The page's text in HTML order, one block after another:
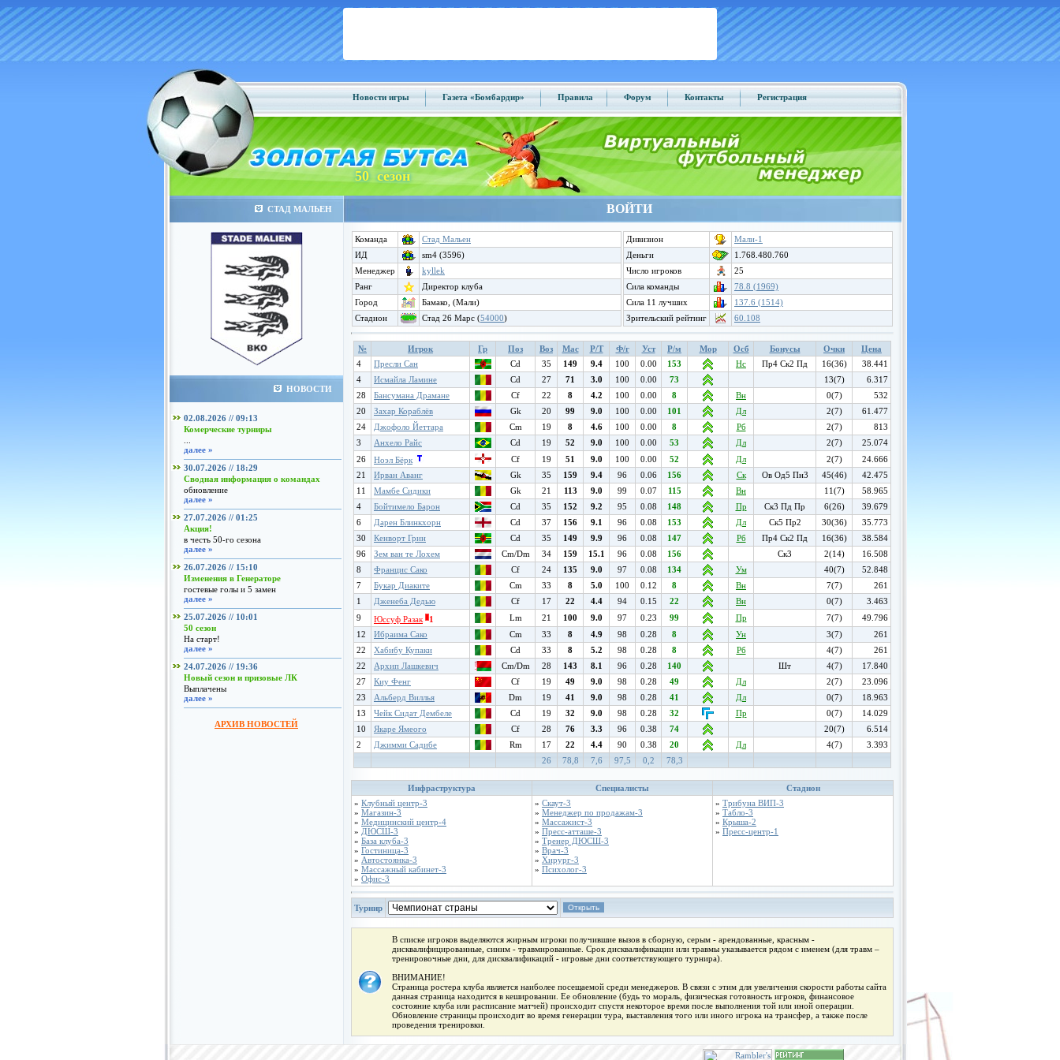
Новости игры Газета «Бомбардир» Правила Форум Контакты Регистрация
50 сезон
СТАД МАЛЬЕН
НОВОСТИ
02.08.2026 // 09:13
Комерческие турниры
далее »
30.07.2026 // 18:29
Сводная информация о командах
обновление
далее »
27.07.2026 // 01:25
Акция!
в честь 50-го сезона
далее »
26.07.2026 // 15:10
Изменения в Генераторе
гостевые голы и 5 замен
далее »
25.07.2026 // 10:01
50 сезон
На старт!
далее »
24.07.2026 // 19:36
Новый сезон и призовые ЛК
Выплачены
далее »
АРХИВ НОВОСТЕЙ
ВОЙТИ
Команда
Стад Мальен
ИД
sm4 (3596)
Менеджер
kyllek
Ранг
Директор клуба
Город
Бамако, (Мали)
Стадион
Стад 26 Марс (54000)
Дивизион
Мали-1
Деньги
1.768.480.760
Число игроков
25
Сила команды
78.8 (1969)
Сила 11 лучших
137.6 (1514)
Зрительский рейтинг
60.108
№ Игрок Гр Поз Воз Мас Р/Т Ф/г Уст Р/м Мор Осб Бонусы Очки
Цена
4
Пресли Сан Cd 35 149 9.4 100 0.00 153 Нс Пр4 Ск2 Пд 16(36)
38.441
4
Исмайла Ламине Cd 27 71 3.0 100 0.00 73 13(7)
6.317
28
Бансумана Драмане Cf 22 8 4.2 100 0.00 8 Вн 0(7)
532
20
Захар Кораблёв Gk 20 99 9.0 100 0.00 101 Дл 2(7)
61.477
24
Джофоло Йеттара Cm 19 8 4.6 100 0.00 8 Рб 2(7)
813
3
Анхело Райс Cd 19 52 9.0 100 0.00 53 Дл 2(7)
25.074
26
Ноэл Бёрк Cf 19 51 9.0 100 0.00 52 Дл 2(7)
24.666
21
Ирван Аванг Gk 35 159 9.4 96 0.06 156 Ск Ов Од5 Пн3 45(46)
42.475
11
Мамбе Сидики Gk 21 113 9.0 99 0.07 115 Вн 11(7)
58.965
4
Бойтимело Барон Cd 35 152 9.2 95 0.08 148 Пр Ск3 Пд Пр 6(26)
39.679
6
Дарен Блинкхорн Cd 37 156 9.1 96 0.08 153 Дл Ск5 Пр2 30(36)
35.773
30
Кенворт Грин Cd 35 149 9.9 96 0.08 147 Рб Пр4 Ск2 Пд 16(36)
38.584
96
Зем ван те Лохем Cm/Dm 34 159 15.1 96 0.08 156 Ск3 2(14)
16.508
8
Францис Сако Cf 24 135 9.0 97 0.08 134 Ум 40(7)
52.848
7
Букар Диаките Cm 33 8 5.0 100 0.12 8 Вн 7(7)
261
1
Дженеба Дедью Cf 17 22 4.4 94 0.15 22 Вн 0(7)
3.463
9
Юссуф Разак 1 Lm 21 100 9.0 97 0.23 99 Пр 7(7)
49.796
12
Ибраима Сако Cm 33 8 4.9 98 0.28 8 Ун 3(7)
261
22
Хабибу Купаки Cd 33 8 5.2 98 0.28 8 Рб 4(7)
261
22
Архип Лашкевич Cm/Dm 28 143 8.1 96 0.28 140 Шт 4(7)
17.840
27
Киу Фенг Cf 19 49 9.0 98 0.28 49 Дл 2(7)
23.096
23
Альберд Виллья Dm 19 41 9.0 98 0.28 41 Дл 0(7)
18.963
13
Чейк Сидат Дембеле Cd 19 32 9.0 98 0.28 32 Пр 0(7)
14.029
10
Якаре Ямеого Cf 28 76 3.3 96 0.38 74 20(7)
6.514
2
Джимми Садибе Rm 17 22 4.4 90 0.38 20 Дл 4(7)
3.393
26
78,8 7,6 97,5 0,2 78,3
Инфраструктура Специалисты
Стадион
» Клубный центр-3
» Магазин-3
» Медицинский центр-4
» ДЮСШ-3
» База клуба-3
» Гостиница-3
» Автостоянка-3
» Массажный кабинет-3
» Офис-3
» Скаут-3
» Менеджер по продажам-3
» Массажист-3
» Пресс-атташе-3
» Тренер ДЮСШ-3
» Врач-3
» Хирург-3
» Психолог-3
» Трибуна ВИП-3
» Табло-3
» Крыша-2
» Пресс-центр-1
Турнир
В списке игроков выделяются жирным игроки получившие вызов в сборную, серым - арендованные, красным -
дисквалифицированные, синим - травмированные. Срок дисквалификации или травмы указывается рядом с именем (для травм –
тренировочные дни, для дисквалификаций - игровые дни соответствующего турнира).
ВНИМАНИЕ!
Страница ростера клуба является наиболее посещаемой среди менеджеров. В связи с этим для увеличения скорости работы сайта
данная страница находится в кешировании. Ее обновление (будь то мораль, физическая готовность игроков, финансовое
состояние клуба или расписание матчей) происходит спустя некоторое время после выполнения той или иной операции.
Обновление страницы происходит во время генерации тура, выставления того или иного игрока на трансфер, а также после
проведения тренировки.